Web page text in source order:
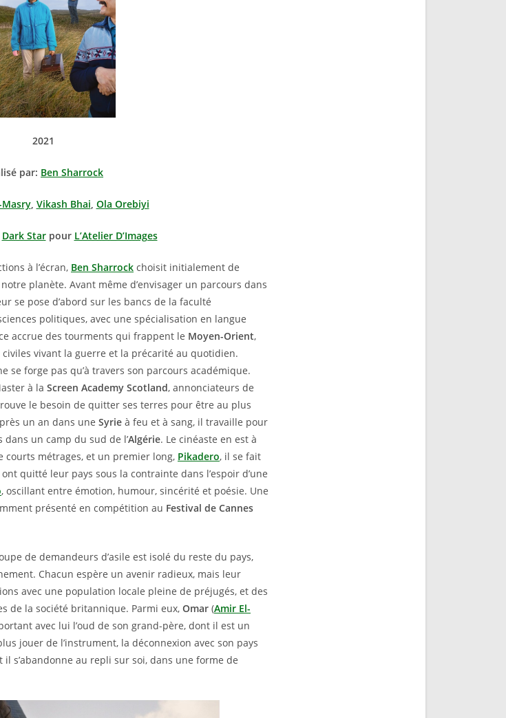
2021
par: Ben Sharrock
, Vikash Bhai, Ola Orebiyi
Dark Starpour L’Atelier D’Images
à l’écran, Ben Sharrock choisit initialement de
planète. Avant même d’envisager un parcours dans
se pose d’abord sur les bancs de la faculté
politiques, avec une spécialisation en langue
accrue des tourments qui frappent le Moyen-Orient,
vivant la guerre et la précarité au quotidien.
se forge pas qu’à travers son parcours académique.
à la Screen Academy Scotland, annonciateurs de
le besoin de quitter ses terres pour être au plus
un an dans une Syrie à feu et à sang, il travaille pour
un camp du sud de l’Algérie. Le cinéaste en est à
courts métrages, et un premier long, Pikadero, il se fait
quitté leur pays sous la contrainte dans l’espoir d’une
, oscillant entre émotion, humour, sincérité et poésie. Une
présenté en compétition au Festival de Cannes
de demandeurs d’asile est isolé du reste du pays,
Chacun espère un avenir radieux, mais leur
avec une population locale pleine de préjugés, et des
de la société britannique. Parmi eux, Omar (Amir El-
avec lui l’oud de son grand-père, dont il est un
jouer de l’instrument, la déconnexion avec son pays
s’abandonne au repli sur soi, dans une forme de